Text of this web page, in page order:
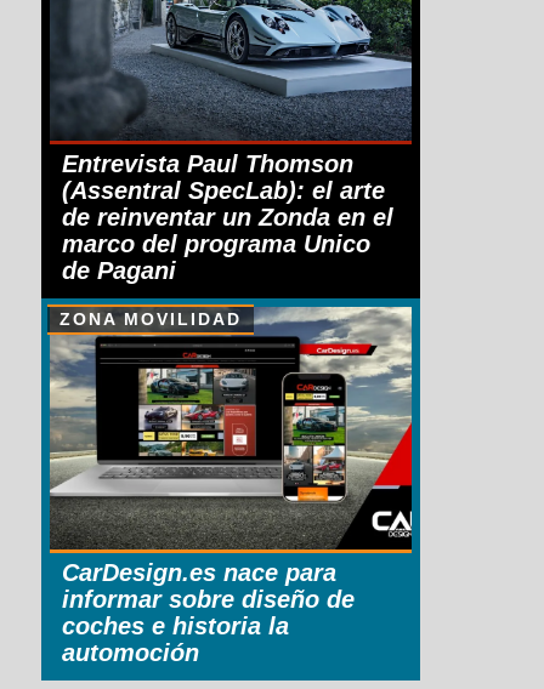
Entrevista Paul Thomson
(Assentral SpecLab): el arte
de reinventar un Zonda en el
marco del programa Unico
de Pagani
ZONA MOVILIDAD
CarDesign.es nace para
informar sobre diseño de
coches e historia la
automoción